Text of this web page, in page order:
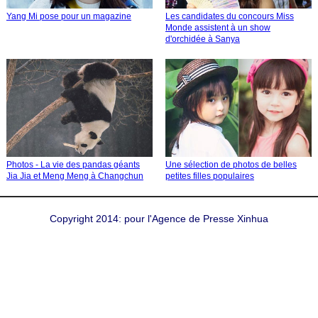
Yang Mi pose pour un magazine
Les candidates du concours Miss
Monde assistent à un show
d'orchidée à Sanya
Photos - La vie des pandas géants
Jia Jia et Meng Meng à Changchun
Une sélection de photos de belles
petites filles populaires
Copyright 2014: pour l'Agence de Presse Xinhua